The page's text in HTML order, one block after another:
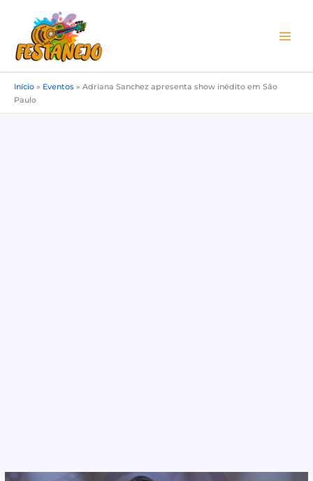
conteúdo
Início » Eventos » Adriana Sanchez apresenta show inédito em São
Paulo